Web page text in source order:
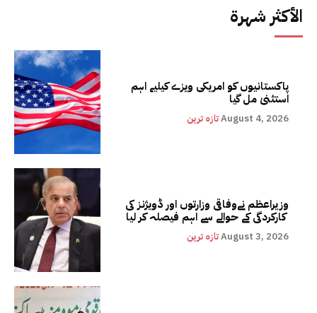
الأكثر شهرة
پاکستانیوں کو امریکی ویزے کیلیے اہم
استثنیٰ مل گیا
تازہ ترینAugust 4, 2026
وزیراعظم نےوفاقی وزارتوں اور ڈویژنز کی
کارکردگی کے حوالے سے اہم فیصلہ کر لیا
تازہ ترینAugust 3, 2026